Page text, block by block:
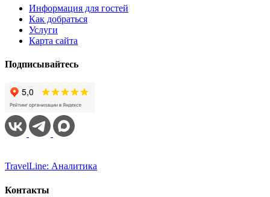
Информация для гостей
Как добраться
Услуги
Карта сайта
Подписывайтесь
TravelLine: Аналитика
Контакты